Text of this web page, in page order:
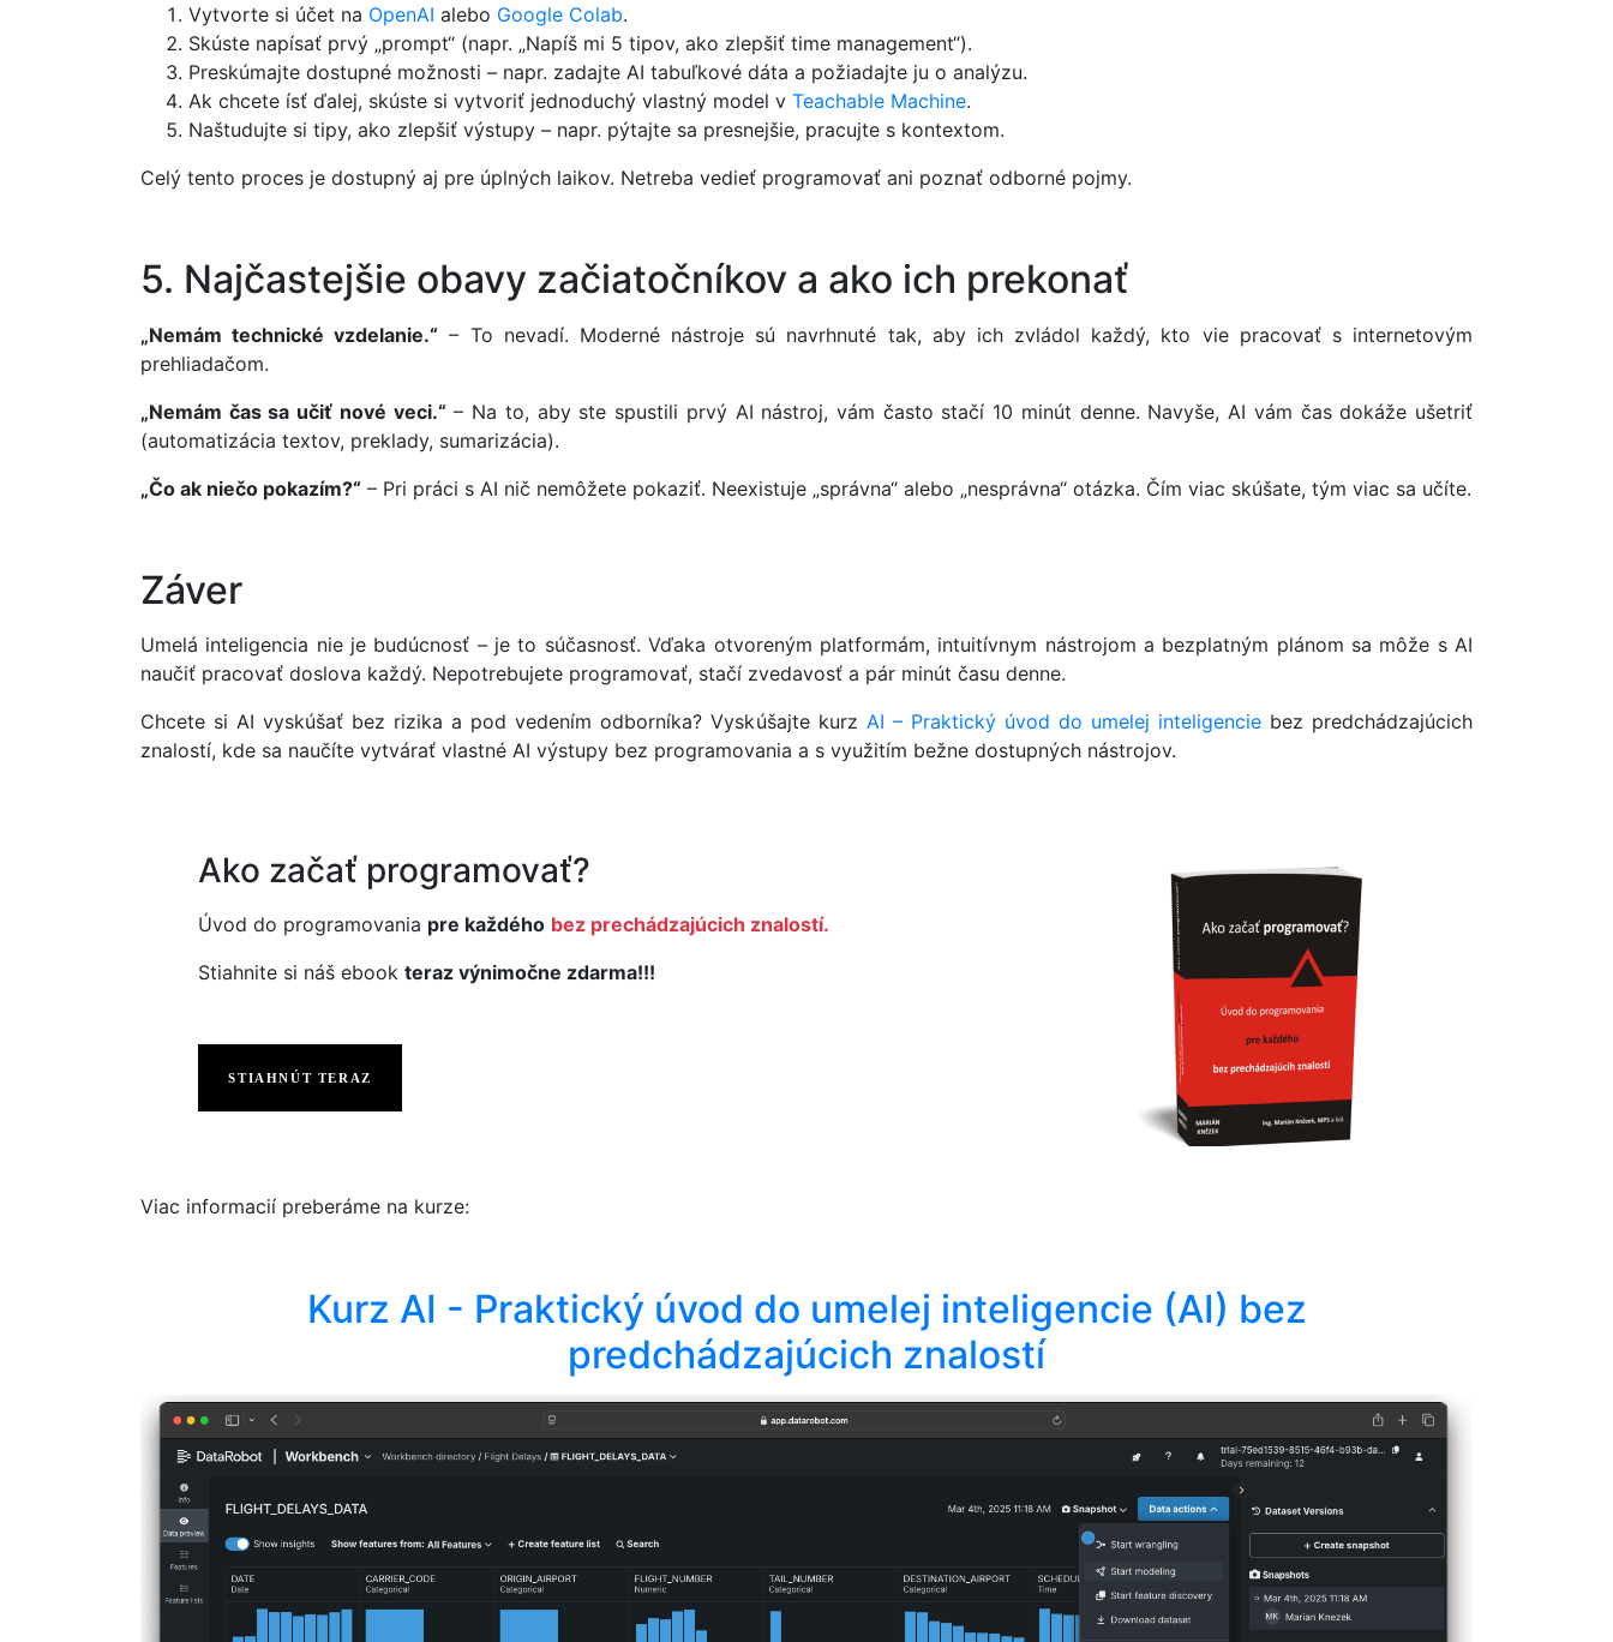
Vytvorte si účet na OpenAI alebo Google Colab.
Skúste napísať prvý „prompt“ (napr. „Napíš mi 5 tipov, ako zlepšiť time management“).
Preskúmajte dostupné možnosti – napr. zadajte AI tabuľkové dáta a požiadajte ju o analýzu.
Ak chcete ísť ďalej, skúste si vytvoriť jednoduchý vlastný model v Teachable Machine.
Naštudujte si tipy, ako zlepšiť výstupy – napr. pýtajte sa presnejšie, pracujte s kontextom.
Celý tento proces je dostupný aj pre úplných laikov. Netreba vedieť programovať ani poznať odborné pojmy.
5. Najčastejšie obavy začiatočníkov a ako ich prekonať
„Nemám technické vzdelanie.“ – To nevadí. Moderné nástroje sú navrhnuté tak, aby ich zvládol každý, kto vie pracovať s internetovým
prehliadačom.
„Nemám čas sa učiť nové veci.“ – Na to, aby ste spustili prvý AI nástroj, vám často stačí 10 minút denne. Navyše, AI vám čas dokáže ušetriť
(automatizácia textov, preklady, sumarizácia).
„Čo ak niečo pokazím?“ – Pri práci s AI nič nemôžete pokaziť. Neexistuje „správna“ alebo „nesprávna“ otázka. Čím viac skúšate, tým viac sa učíte.
Záver
Umelá inteligencia nie je budúcnosť – je to súčasnosť. Vďaka otvoreným platformám, intuitívnym nástrojom a bezplatným plánom sa môže s AI
naučiť pracovať doslova každý. Nepotrebujete programovať, stačí zvedavosť a pár minút času denne.
Chcete si AI vyskúšať bez rizika a pod vedením odborníka? Vyskúšajte kurz AI – Praktický úvod do umelej inteligenciebez predchádzajúcich
znalostí, kde sa naučíte vytvárať vlastné AI výstupy bez programovania a s využitím bežne dostupných nástrojov.
Ako začať programovať?
Úvod do programovania pre každého bez prechádzajúcich znalostí.
Stiahnite si náš ebook teraz výnimočne zdarma!!!
STIAHNÚT TERAZ
Viac informacií preberáme na kurze:
Kurz AI - Praktický úvod do umelej inteligencie (AI) bez
predchádzajúcich znalostí